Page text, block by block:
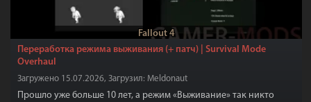
Fallout 4
Переработка режима выживания (+ патч) | Survival Mode
Overhaul
Загружено 15.07.2026, Загрузил: Meldonaut
Прошло уже больше 10 лет, а режим «Выживание» так никто